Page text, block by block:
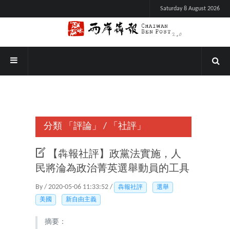
Saturday 8 August 2026
分類 「評論」 / 「社評」
【犇報社評】政黨法實施，人
民將淪為政治菁英選舉動員的工具
By / 2020-05-06 11:33:52 / 犇報社評
選舉
美國
新自由主義
摘要：